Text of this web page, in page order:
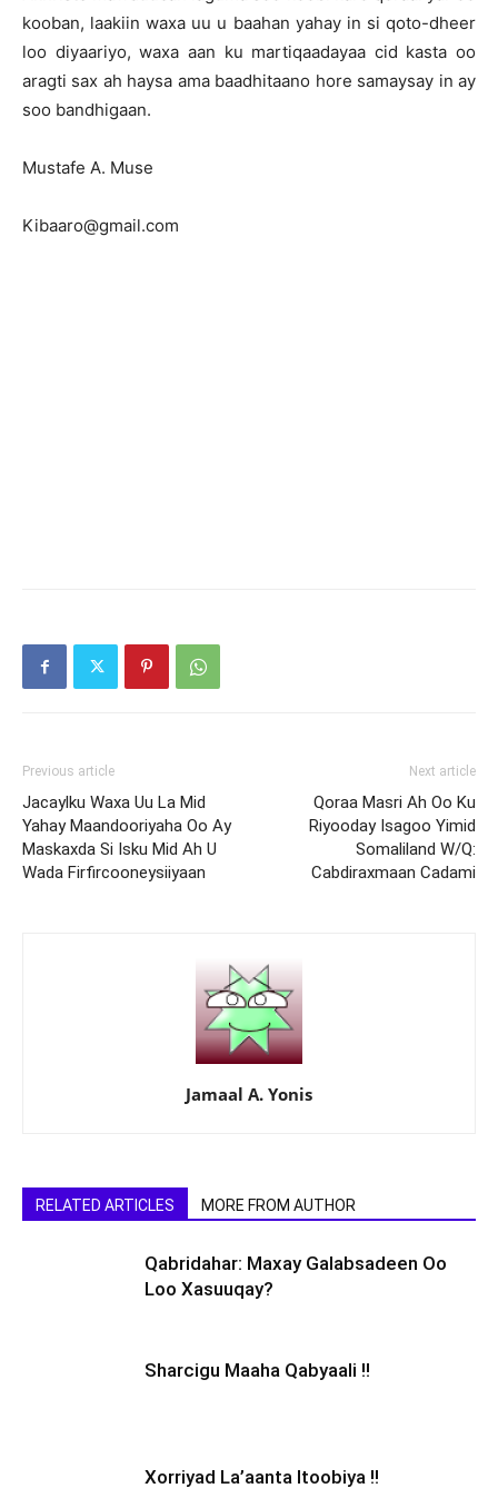
kooban, laakiin waxa uu u baahan yahay in si qoto-dheer
loo diyaariyo, waxa aan ku martiqaadayaa cid kasta oo
aragti sax ah haysa ama baadhitaano hore samaysay in ay
soo bandhigaan.
Mustafe A. Muse
Kibaaro@gmail.com
Previous article
Jacaylku Waxa Uu La Mid
Yahay Maandooriyaha Oo Ay
Maskaxda Si Isku Mid Ah U
Wada Firfircooneysiiyaan
Next article
Qoraa Masri Ah Oo Ku
Riyooday Isagoo Yimid
Somaliland W/Q:
Cabdiraxmaan Cadami
Jamaal A. Yonis
RELATED ARTICLES MORE FROM AUTHOR
Qabridahar: Maxay Galabsadeen Oo
Loo Xasuuqay?
Sharcigu Maaha Qabyaali !!
Xorriyad La’aanta Itoobiya !!